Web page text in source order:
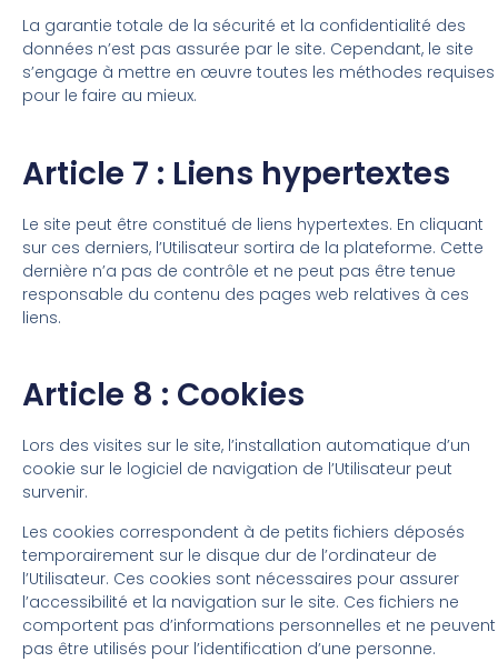
La garantie totale de la sécurité et la confidentialité des
données n’est pas assurée par le site. Cependant, le site
s’engage à mettre en œuvre toutes les méthodes requises
pour le faire au mieux.
Article 7 : Liens hypertextes
Le site peut être constitué de liens hypertextes. En cliquant
sur ces derniers, l’Utilisateur sortira de la plateforme. Cette
dernière n’a pas de contrôle et ne peut pas être tenue
responsable du contenu des pages web relatives à ces
liens.
Article 8 : Cookies
Lors des visites sur le site, l’installation automatique d’un
cookie sur le logiciel de navigation de l’Utilisateur peut
survenir.
Les cookies correspondent à de petits fichiers déposés
temporairement sur le disque dur de l’ordinateur de
l’Utilisateur. Ces cookies sont nécessaires pour assurer
l’accessibilité et la navigation sur le site. Ces fichiers ne
comportent pas d’informations personnelles et ne peuvent
pas être utilisés pour l’identification d’une personne.